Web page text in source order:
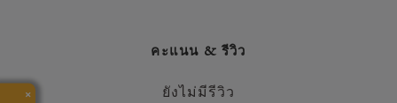
คะแนน & รีวิว
ยังไม่มีรีวิว
×